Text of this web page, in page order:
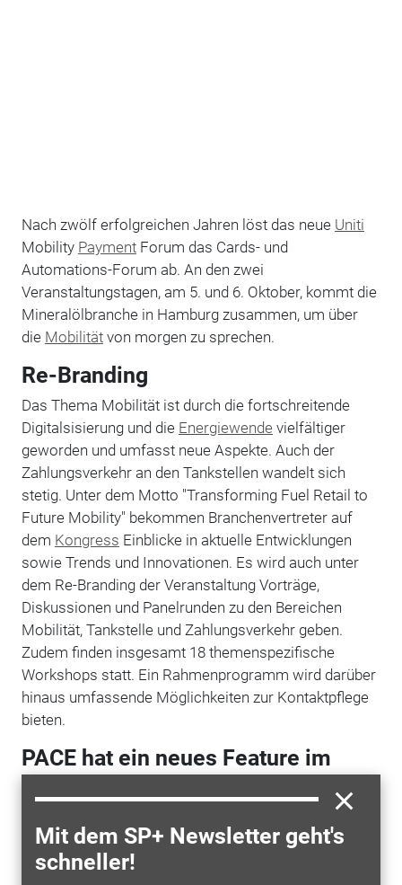
Mit dem SP+ Newsletter geht's
schneller!
Nach zwölf erfolgreichen Jahren löst das neue Uniti
Mobility PaymentForum das Cards- und
Automations-Forum ab. An den zwei
Veranstaltungstagen, am 5. und 6. Oktober, kommt die
Mineralölbranche in Hamburg zusammen, um über
die Mobilitätvon morgen zu sprechen.
Re-Branding
Das Thema Mobilität ist durch die fortschreitende
Digitalsisierung und die Energiewende vielfältiger
geworden und umfasst neue Aspekte. Auch der
Zahlungsverkehr an den Tankstellen wandelt sich
stetig. Unter dem Motto "Transforming Fuel Retail to
Future Mobility" bekommen Branchenvertreter auf
dem Kongress Einblicke in aktuelle Entwicklungen
sowie Trends und Innovationen. Es wird auch unter
dem Re-Branding der Veranstaltung Vorträge,
Diskussionen und Panelrunden zu den Bereichen
Mobilität, Tankstelle und Zahlungsverkehr geben.
Zudem finden insgesamt 18 themenspezifische
Workshops statt. Ein Rahmenprogramm wird darüber
hinaus umfassende Möglichkeiten zur Kontaktpflege
bieten.
PACE hat ein neues Feature im
Gepäck
Auch der mobile-payment-Anbieter PACE ist am 5. und
6. Oktober auf dem Uniti Mobility Payment Forum in
Hamburg vertreten. Und zwar mit einem neuen